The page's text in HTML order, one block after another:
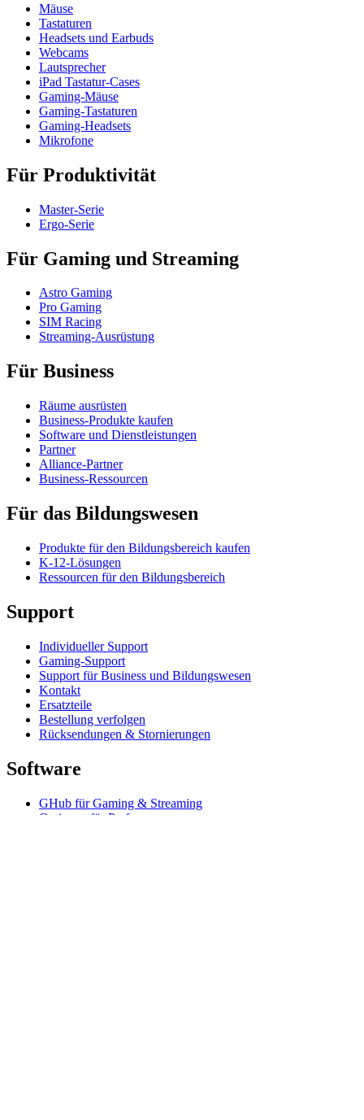
Mäuse
Tastaturen
Headsets und Earbuds
Webcams
Lautsprecher
iPad Tastatur-Cases
Gaming-Mäuse
Gaming-Tastaturen
Gaming-Headsets
Mikrofone
Für Produktivität
Master-Serie
Ergo-Serie
Für Gaming und Streaming
Astro Gaming
Pro Gaming
SIM Racing
Streaming-Ausrüstung
Für Business
Räume ausrüsten
Business-Produkte kaufen
Software und Dienstleistungen
Partner
Alliance-Partner
Business-Ressourcen
Für das Bildungswesen
Produkte für den Bildungsbereich kaufen
K-12-Lösungen
Ressourcen für den Bildungsbereich
Support
Individueller Support
Gaming-Support
Support für Business und Bildungswesen
Kontakt
Ersatzteile
Bestellung verfolgen
Rücksendungen & Stornierungen
Software
GHub für Gaming & Streaming
Options+ für Performance